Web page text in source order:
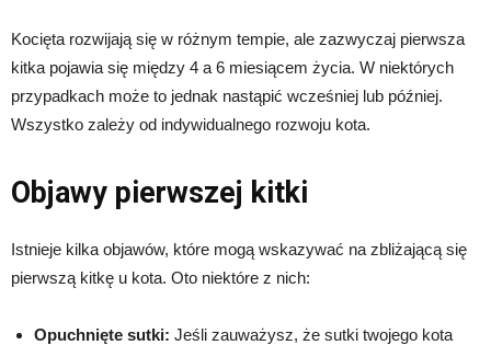
Kocięta rozwijają się w różnym tempie, ale zazwyczaj pierwsza
kitka pojawia się między 4 a 6 miesiącem życia. W niektórych
przypadkach może to jednak nastąpić wcześniej lub później.
Wszystko zależy od indywidualnego rozwoju kota.
Objawy pierwszej kitki
Istnieje kilka objawów, które mogą wskazywać na zbliżającą się
pierwszą kitkę u kota. Oto niektóre z nich:
Opuchnięte sutki: Jeśli zauważysz, że sutki twojego kota